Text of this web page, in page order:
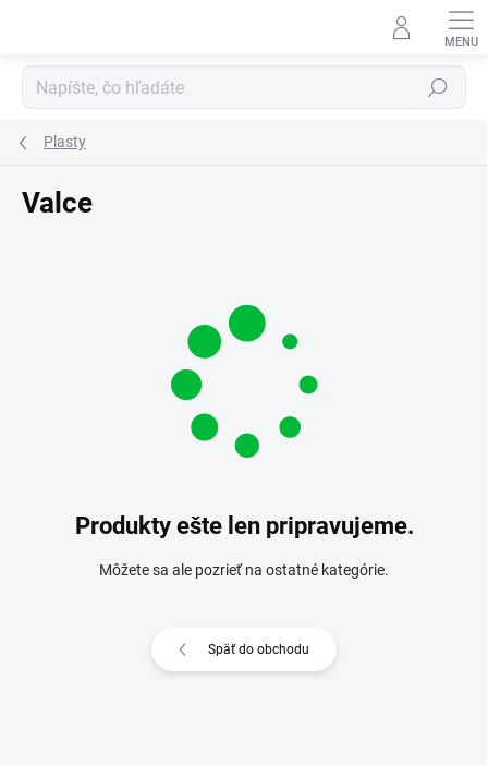
Hľadať
Plasty
Valce
Produkty ešte len pripravujeme.
Môžete sa ale pozrieť na ostatné kategórie.
Späť do obchodu